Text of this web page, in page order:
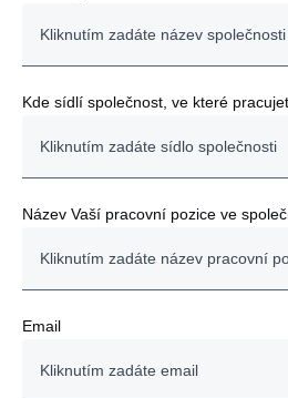
Kde sídlí společnost, ve které
Název Vaší pracovní pozice ve
Email